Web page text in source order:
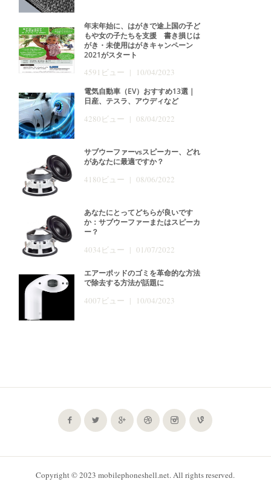
年末年始に、はがきで途上国の子ど
もや女の子たちを支援 書き損じは
がき・未使用はがきキャンペーン
2021がスタート
4591ビュー | 10/04/2023
電気自動車（EV）おすすめ13選｜
日産、テスラ、アウディなど
4280ビュー | 08/04/2022
サブウーファーvsスピーカー、どれ
があなたに最適ですか？
4180ビュー | 08/06/2022
あなたにとってどちらが良いです
か：サブウーファーまたはスピーカ
ー？
4034ビュー | 01/07/2022
エアーポッドのゴミを革命的な方法
で除去する方法が話題に
4007ビュー | 10/04/2023
Copyright © 2023 mobilephoneshell.net. All rights reserved.